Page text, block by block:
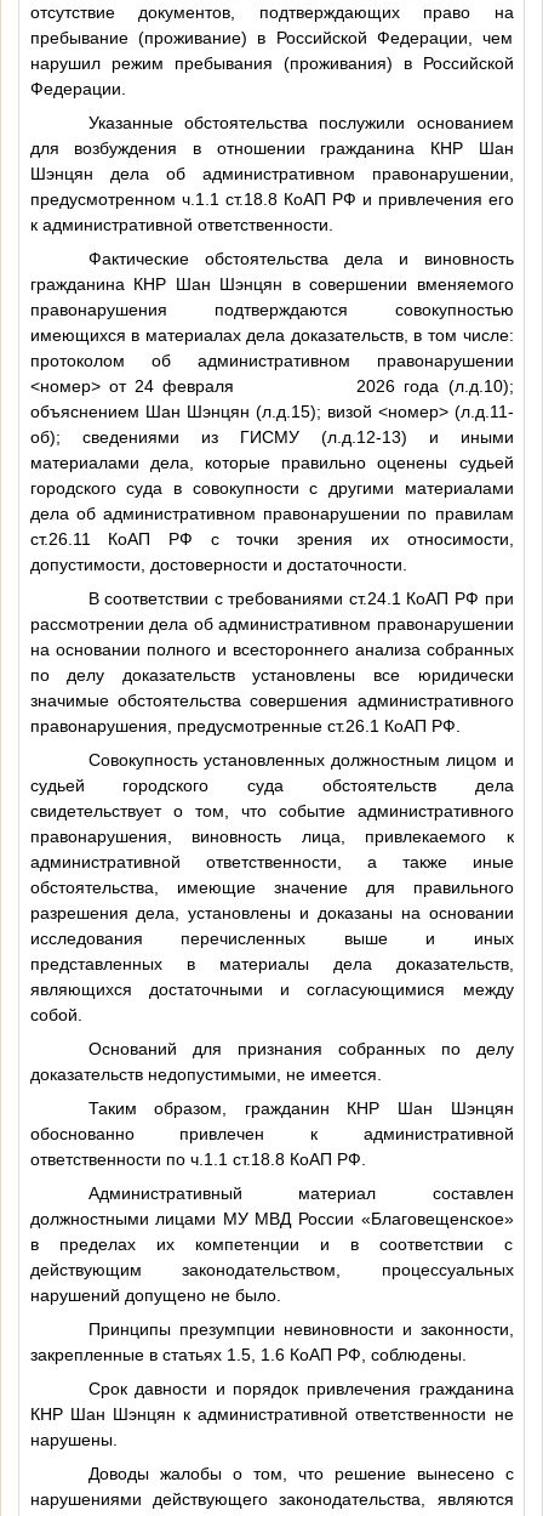
отсутствие документов, подтверждающих право на
пребывание (проживание) в Российской Федерации, чем
нарушил режим пребывания (проживания) в Российской
Федерации.
Указанные обстоятельства послужили основанием
для возбуждения в отношении гражданина КНР Шан
Шэнцян дела об административном правонарушении,
предусмотренном ч.1.1 ст.18.8 КоАП РФ и привлечения его
к административной ответственности.
Фактические обстоятельства дела и виновность
гражданина КНР Шан Шэнцян в совершении вменяемого
правонарушения подтверждаются совокупностью
имеющихся в материалах дела доказательств, в том числе:
протоколом об административном правонарушении
<номер>от 24 февраля 2026 года (л.д.10);
объяснением Шан Шэнцян (л.д.15); визой <номер>(л.д.11-
об); сведениями из ГИСМУ (л.д.12-13) и иными
материалами дела, которые правильно оценены судьей
городского суда в совокупности с другими материалами
дела об административном правонарушении по правилам
ст.26.11 КоАП РФ с точки зрения их относимости,
допустимости, достоверности и достаточности.
В соответствии с требованиями ст.24.1 КоАП РФ при
рассмотрении дела об административном правонарушении
на основании полного и всестороннего анализа собранных
по делу доказательств установлены все юридически
значимые обстоятельства совершения административного
правонарушения, предусмотренные ст.26.1 КоАП РФ.
Совокупность установленных должностным лицом и
судьей городского суда обстоятельств дела
свидетельствует о том, что событие административного
правонарушения, виновность лица, привлекаемого к
административной ответственности, а также иные
обстоятельства, имеющие значение для правильного
разрешения дела, установлены и доказаны на основании
исследования перечисленных выше и иных
представленных в материалы дела доказательств,
являющихся достаточными и согласующимися между
собой.
Оснований для признания собранных по делу
доказательств недопустимыми, не имеется.
Таким образом, гражданин КНР Шан Шэнцян
обоснованно привлечен к административной
ответственности по ч.1.1 ст.18.8 КоАП РФ.
Административный материал составлен
должностными лицами МУ МВД России «Благовещенское»
в пределах их компетенции и в соответствии с
действующим законодательством, процессуальных
нарушений допущено не было.
Принципы презумпции невиновности и законности,
закрепленные в статьях 1.5, 1.6 КоАП РФ, соблюдены.
Срок давности и порядок привлечения гражданина
КНР Шан Шэнцян к административной ответственности не
нарушены.
Доводы жалобы о том, что решение вынесено с
нарушениями действующего законодательства, являются